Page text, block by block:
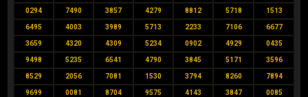
0294 7490 3857 4279 8812 5718 1513
6495 4003 3989 5713 2233 7106 6677
3659 4320 4309 5234 0902 4929 0435
9498 5235 6541 4790 3845 5171 3596
8529 2056 7081 1530 3794 8260 7894
9699 0081 8704 9575 4143 3847 0085